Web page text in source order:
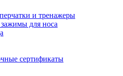
и тренажеры
для носа
сертификаты